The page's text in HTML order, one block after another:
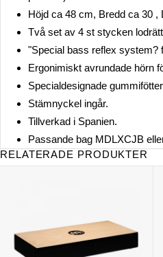
Höjd ca 48 cm, Bredd ca 30 ,
Två set av 4 st stycken
"Special bass reflex system?
Ergonimiskt avrundade hörn
Specialdesignade
Stämnyckel ingår.
Tillverkad i Spanien.
Passande bag MDLXCJB
RELATERADE PRODUKTER